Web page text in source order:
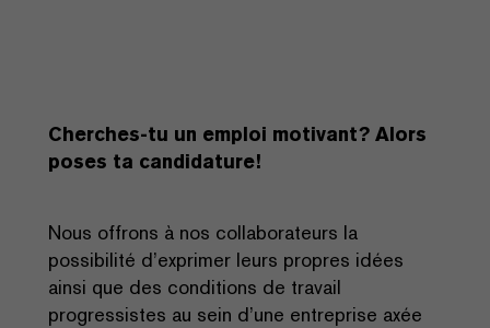
Cherches-tu un emploi motivant? Alors
poses ta candidature!
Nous offrons à nos collaborateurs la
possibilité d’exprimer leurs propres idées
ainsi que des conditions de travail
progressistes au sein d’une entreprise axée